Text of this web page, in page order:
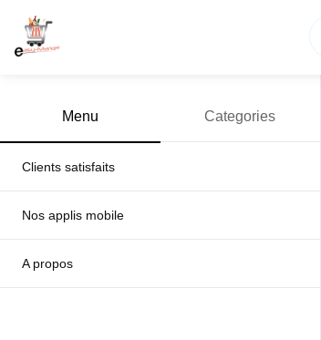
Menu Categories
Clients satisfaits
Nos applis mobile
A propos